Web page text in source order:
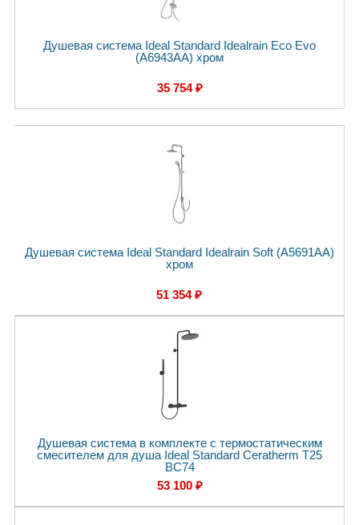
Душевая система Ideal Standard Idealrain Eco Evo
(A6943AA) хром
35 754 ₽
Душевая система Ideal Standard Idealrain Soft (A5691AA)
хром
51 354 ₽
Душевая система в комплекте с термостатическим
смесителем для душа Ideal Standard Ceratherm T25
BC74
53 100 ₽